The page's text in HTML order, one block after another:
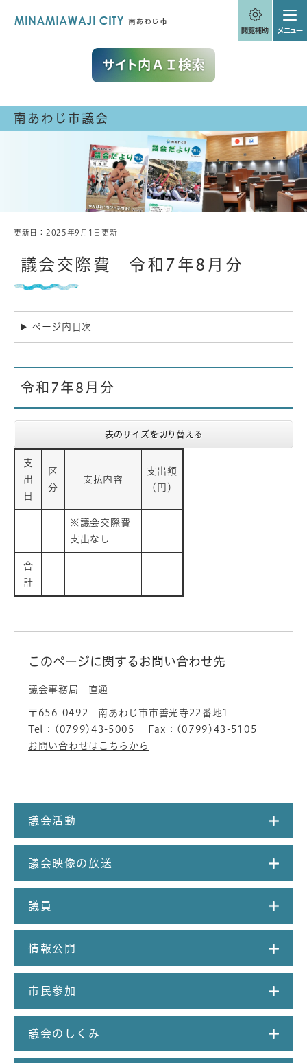
南あわじ市議会
本
更新日：2025年9月1日更新
議会交際費 令和7年8月分
ページ内目次
令和7年8月分
表のサイズを切り替える
支
出
日
区
分
支払内容
支出額
（円）
※議会交際費
支出なし
合
計
このページに関するお問い合わせ先
議会事務局 直通
〒656-0492
南あわじ市市善光寺22番地1
Tel：(0799)43-5005
Fax：(0799)43-5105
お問い合わせはこちらから
議会活動
議会映像の放送
議員
情報公開
市民参加
議会のしくみ